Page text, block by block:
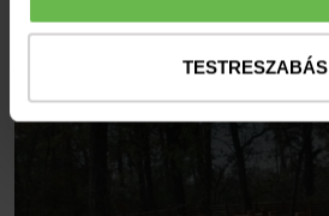
TESTRESZABÁS